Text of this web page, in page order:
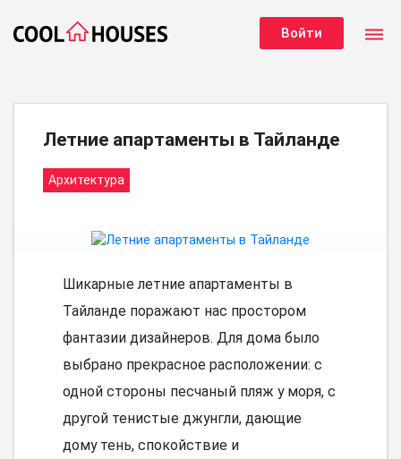
Войти dehaze
Летние апартаменты в Тайланде
Архитектура
Шикарные летние апартаменты в
Тайланде поражают нас простором
фантазии дизайнеров. Для дома было
выбрано прекрасное расположении: с
одной стороны песчаный пляж у моря, с
другой тенистые джунгли, дающие
дому тень, спокойствие и